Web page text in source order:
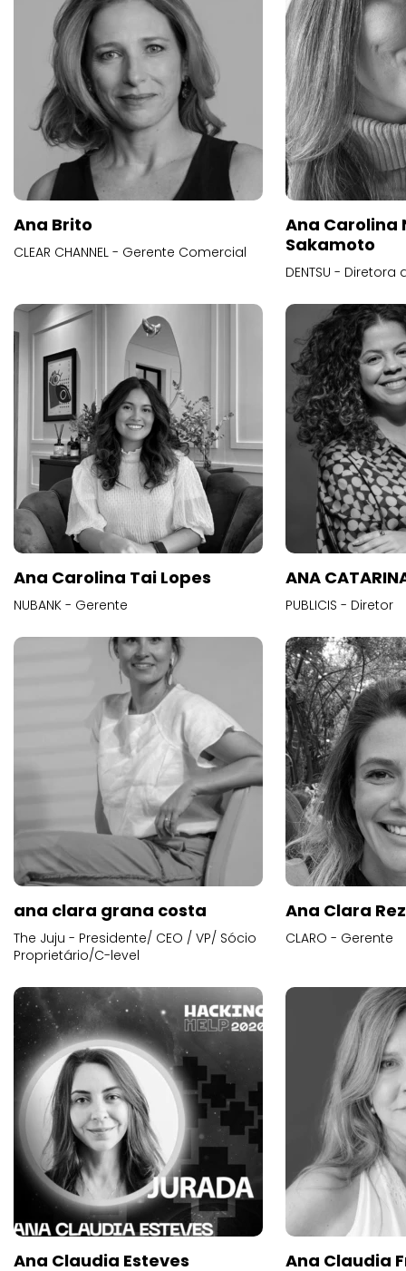
Ana Brito
CLEAR CHANNEL - Gerente Comercial
Ana Carolina
Sakamoto
DENTSU -
Ana Carolina Tai Lopes
NUBANK - Gerente
ANA
PUBLICIS - Diretor
ana clara grana costa
The Juju - Presidente/ CEO / VP/ Sócio
Proprietário/C-level
Ana Clara
CLARO - Gerente
Ana Claudia Esteves
Ana Claudia